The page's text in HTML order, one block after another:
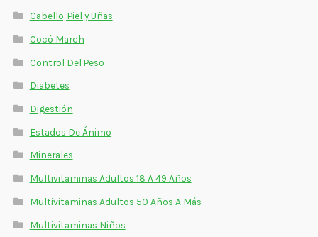
Cabello, Piel y Uñas
Cocó March
Control Del Peso
Diabetes
Digestión
Estados De Ánimo
Minerales
Multivitaminas Adultos 18 A 49 Años
Multivitaminas Adultos 50 Años A Más
Multivitaminas Niños